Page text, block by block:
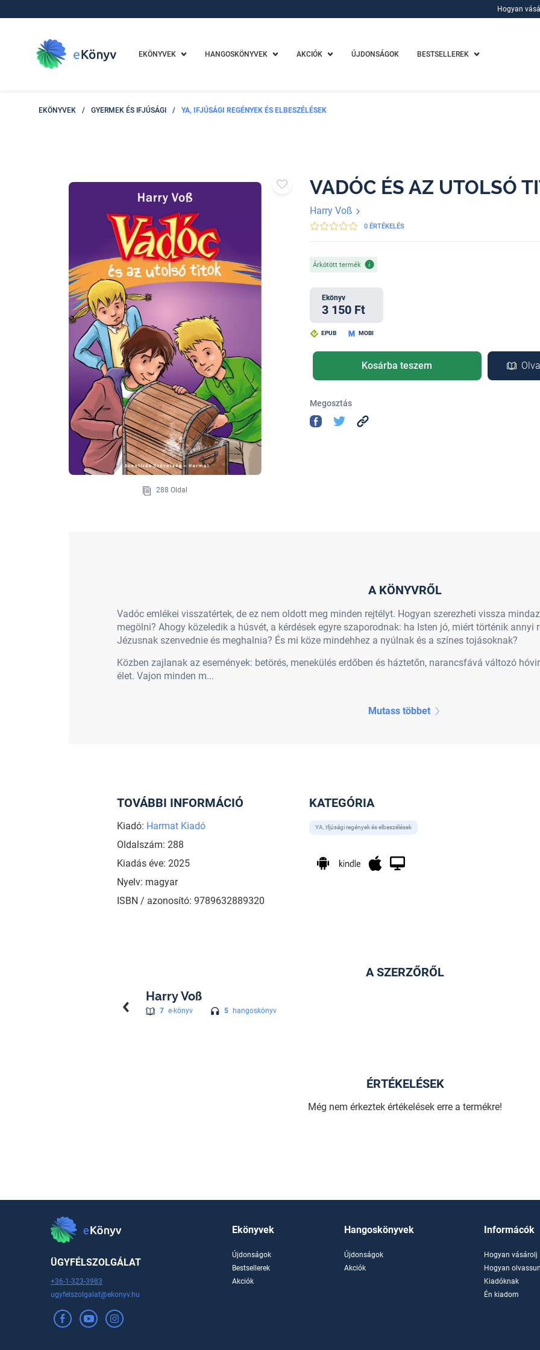
Hogyan
EKÖNYVEK HANGOSKÖNYVEK AKCIÓK ÚJDONSÁGOK BESTSELLEREK
EKÖNYVEK / GYERMEK ÉS IFJÚSÁGI / YA, IFJÚSÁGI REGÉNYEK ÉS ELBESZÉLÉSEK
288 Oldal
VADÓC ÉS AZ UTOLSÓ
Harry Voß
0 ÉRTÉKELÉS
Árkötött termék
Ekönyv
3 150 Ft
EPUB MOBI
Kosárba teszem
Megosztás
A KÖNYVRŐL
Vadóc emlékei visszatértek, de ez nem oldott meg minden rejtélyt. Hogyan szerezheti vissza
megölni? Ahogy közeledik a húsvét, a kérdések egyre szaporodnak: ha Isten jó, miért történik
Jézusnak szenvednie és meghalnia? És mi köze mindehhez a nyúlnak és a színes tojásoknak?
Közben zajlanak az események: betörés, menekülés erdőben és háztetőn, narancsfává változó
élet. Vajon minden m...
Mutass többet
TOVÁBBI INFORMÁCIÓ
Kiadó: Harmat Kiadó
Oldalszám: 288
Kiadás éve: 2025
Nyelv: magyar
ISBN / azonosító: 9789632889320
KATEGÓRIA
YA, Ifjúsági regények és elbeszélések
A SZERZŐRŐL
Harry Voß
7 e-könyv 5 hangoskönyv
ÉRTÉKELÉSEK
Még nem érkeztek értékelések erre a termékre!
ÜGYFÉLSZOLGÁLAT
+36-1-323-3983
ugyfelszolgalat@ekonyv.hu
Ekönyvek
Újdonságok
Bestsellerek
Akciók
Hangoskönyvek
Újdonságok
Akciók
Informácók
Hogyan vásárolj
Hogyan
Kiadóknak
Én kiadom